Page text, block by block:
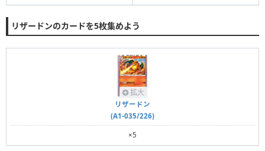
リザードンのカードを5枚集めよう
拡大
リザードン
(A1-035/226)
×5